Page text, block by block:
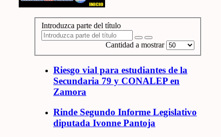
Introduzca parte del título
Cantidad a mostrar
Riesgo vial para estudiantes de la
Secundaria 79 y CONALEP en
Zamora
Rinde Segundo Informe Legislativo
diputada Ivonne Pantoja